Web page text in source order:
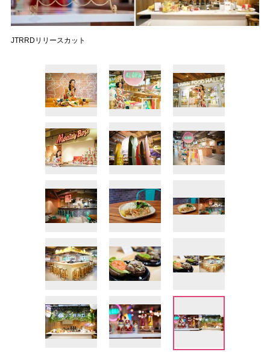
JTRRDリリースカット